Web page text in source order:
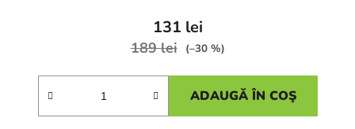
131 lei
189 lei (–30 %)
ADAUGĂ ÎN COŞ